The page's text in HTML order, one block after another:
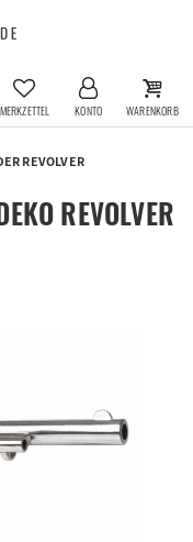
MERKZETTEL KONTO WARENKORB
REVOLVER
REVOLVER